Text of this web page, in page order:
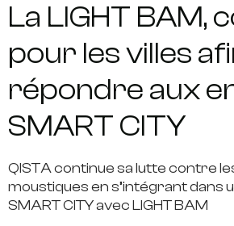
La LIGHT BAM,
pour les villes
répondre aux
SMART CITY
QISTA continue sa lutte contre
moustiques en s’intégrant dans
SMART CITY avec LIGHT BAM